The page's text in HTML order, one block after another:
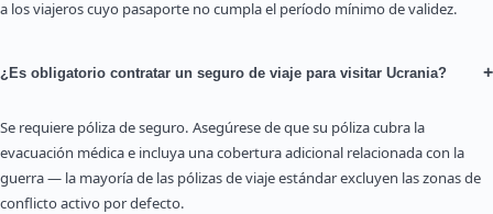
a los viajeros cuyo pasaporte no cumpla el período mínimo de validez.
¿Es obligatorio contratar un seguro de viaje para visitar Ucrania? +
Se requiere póliza de seguro. Asegúrese de que su póliza cubra la
evacuación médica e incluya una cobertura adicional relacionada con la
guerra — la mayoría de las pólizas de viaje estándar excluyen las zonas de
conflicto activo por defecto.